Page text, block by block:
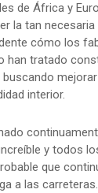
de África y
la tan
cómo los
han tratado
interior.
y todos
que
a las carreteras.